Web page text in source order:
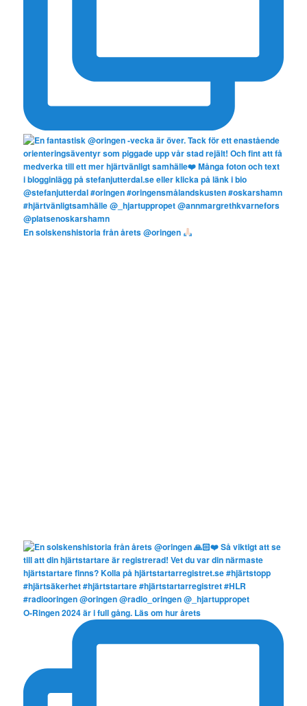
En solskenshistoria från årets @oringen
O-Ringen 2024 är i full gång. Läs om hur årets